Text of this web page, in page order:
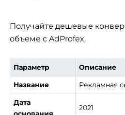
Получайте дешевые
объеме с AdProfex.
Параметр
Описание
Название
Рекламная
Дата
2021